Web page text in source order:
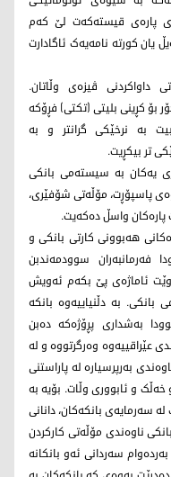
بڕی پارەی قیستەکەت لێ کەم
یان کورتە نامەیەک ئاگادارت
داواکردنی ڤیزەی وڵاتان.
بۆ کڕینی بلیتی (تکتی) فڕۆکە
بە نرخێکی گرانتر و بە
تر بیکڕیت.
یەکان بە سیستەمی بانکی
پاسپۆڕت، مۆڵەتی شۆفێری،
پارەکان واسڵ دەکەیت.
هەبوونی کارتی بانکی و
فەرمانبەران سوودمەندبن
ئاماژەی پێ بکەم ئەویش
بە دڵنیاییەوە بانکە
بەشداری پڕۆژەکە دەبن
عێراقییەوە وەرگرتووە و لە
بەرپرسیارە لە پاراستنی
خەڵک و ئابووری وڵات. بۆیە بە
سەرمایەی بانکەکان، دانانی
ناوەندی مۆڵەتی کارکردن
سەردانی ئەو بانکانە